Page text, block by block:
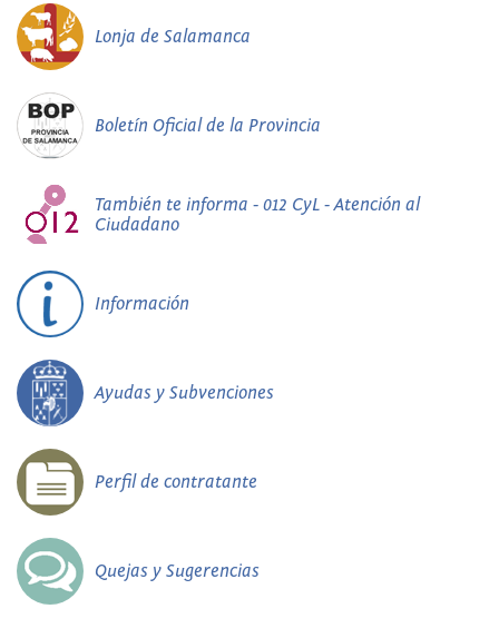
Lonja de Salamanca
Boletín Oficial de la Provincia
También te informa - 012 CyL - Atención al
Ciudadano
Información
Ayudas y Subvenciones
Perfil de contratante
Quejas y Sugerencias